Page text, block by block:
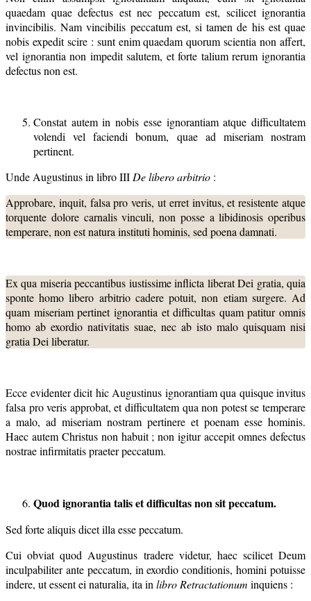
quaedam quae defectus est nec peccatum est, scilicet ignorantia
invincibilis. Nam vincibilis peccatum est, si tamen de his est quae
nobis expedit scire : sunt enim quaedam quorum scientia non affert,
vel ignorantia non impedit salutem, et forte talium rerum ignorantia
defectus non est.
Constat autem in nobis esse ignorantiam atque difficultatem
volendi vel faciendi bonum, quae ad miseriam nostram
pertinent.
Unde Augustinus in libro III De libero arbitrio :
Approbare, inquit, falsa pro veris, ut erret invitus, et resistente atque
torquente dolore carnalis vinculi, non posse a libidinosis operibus
temperare, non est natura instituti hominis, sed poena damnati.
Ex qua miseria peccantibus iustissime inflicta liberat Dei gratia, quia
sponte homo libero arbitrio cadere potuit, non etiam surgere. Ad
quam miseriam pertinet ignorantia et difficultas quam patitur omnis
homo ab exordio nativitatis suae, nec ab isto malo quisquam nisi
gratia Dei liberatur.
Ecce evidenter dicit hic Augustinus ignorantiam qua quisque invitus
falsa pro veris approbat, et difficultatem qua non potest se temperare
a malo, ad miseriam nostram pertinere et poenam esse hominis.
Haec autem Christus non habuit ; non igitur accepit omnes defectus
nostrae infirmitatis praeter peccatum.
Quod ignorantia talis et difficultas non sit peccatum.
Sed forte aliquis dicet illa esse peccatum.
Cui obviat quod Augustinus tradere videtur, haec scilicet Deum
inculpabiliter ante peccatum, in exordio conditionis, homini potuisse
indere, ut essent ei naturalia, ita in libro Retractationum inquiens :